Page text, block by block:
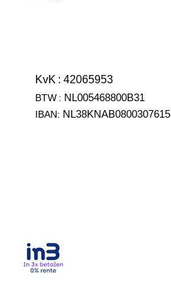
KvK : 42065953
BTW : NL005468800B31
IBAN: NL38KNAB0800307615